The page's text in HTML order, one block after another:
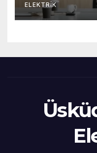
ELEKTRIK